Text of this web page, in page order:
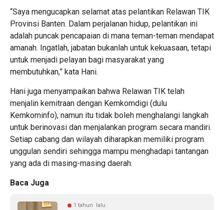
“Saya mengucapkan selamat atas pelantikan Relawan TIK
Provinsi Banten. Dalam perjalanan hidup, pelantikan ini
adalah puncak pencapaian di mana teman-teman mendapat
amanah. Ingatlah, jabatan bukanlah untuk kekuasaan, tetapi
untuk menjadi pelayan bagi masyarakat yang
membutuhkan,” kata Hani.
Hani juga menyampaikan bahwa Relawan TIK telah
menjalin kemitraan dengan Kemkomdigi (dulu
Kemkominfo), namun itu tidak boleh menghalangi langkah
untuk berinovasi dan menjalankan program secara mandiri.
Setiap cabang dan wilayah diharapkan memiliki program
unggulan sendiri sehingga mampu menghadapi tantangan
yang ada di masing-masing daerah.
Baca Juga
1 tahun lalu